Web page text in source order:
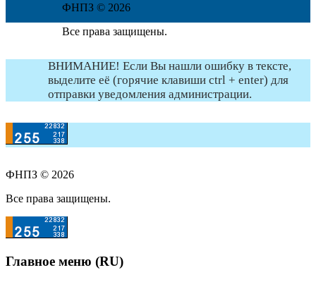
ФНПЗ © 2026
Все права защищены.
ВНИМАНИЕ! Если Вы нашли ошибку в тексте,
выделите её (горячие клавиши ctrl + enter) для
отправки уведомления администрации.
ФНПЗ © 2026
Все права защищены.
Главное меню (RU)